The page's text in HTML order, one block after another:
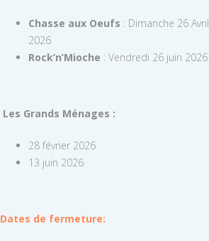
Chasse aux Oeufs : Dimanche 26 Avril
2026
Rock’n’Mioche : Vendredi 26 juin 2026
Les Grands Ménages :
28 février 2026
13 juin 2026
Dates de fermeture: